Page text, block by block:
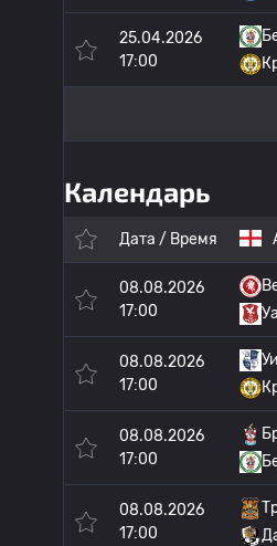
25.04.2026
17:00
Календарь
Дата / Время
08.08.2026
17:00
08.08.2026
17:00
08.08.2026
17:00
08.08.2026
17:00